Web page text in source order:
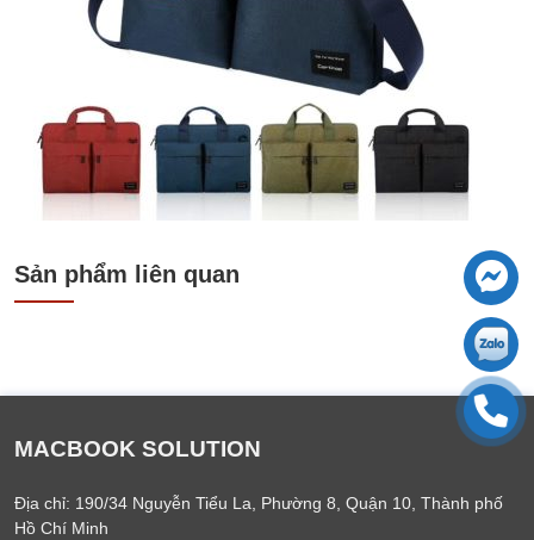
Sản phẩm liên quan
MACBOOK SOLUTION
Địa chỉ: 190/34 Nguyễn Tiểu La, Phường 8, Quận 10, Thành phố
Hồ Chí Minh